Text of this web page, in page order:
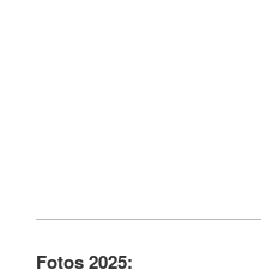
Fotos 2025: